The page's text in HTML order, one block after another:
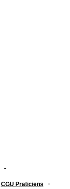
-
CGU Praticiens -